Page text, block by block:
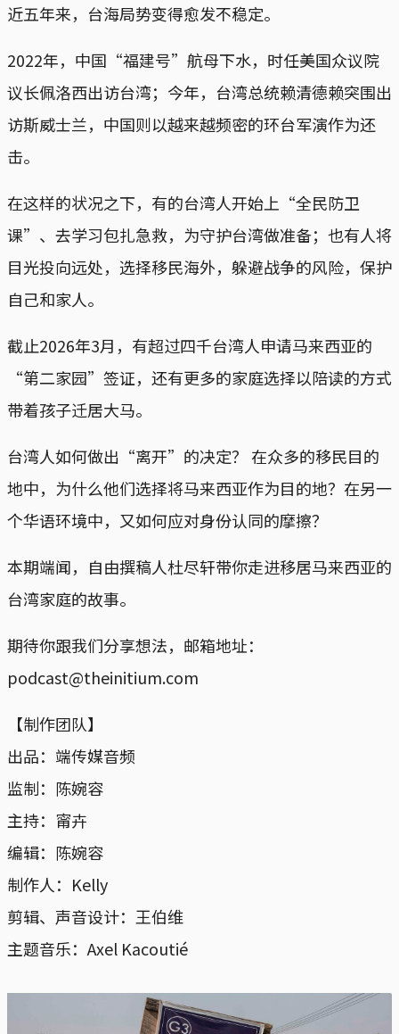
近五年来，台海局势变得愈发不稳定。
2022年，中国“福建号”航母下水，时任美国众议院
议长佩洛西出访台湾；今年，台湾总统赖清德赖突围出
访斯威士兰，中国则以越来越频密的环台军演作为还
击。
在这样的状况之下，有的台湾人开始上“全民防卫
课”、去学习包扎急救，为守护台湾做准备；也有人将
目光投向远处，选择移民海外，躲避战争的风险，保护
自己和家人。
截止2026年3月，有超过四千台湾人申请马来西亚的
“第二家园”签证，还有更多的家庭选择以陪读的方式
带着孩子迁居大马。
台湾人如何做出“离开”的决定？ 在众多的移民目的
地中，为什么他们选择将马来西亚作为目的地？在另一
个华语环境中，又如何应对身份认同的摩擦？
本期端闻，自由撰稿人杜尽轩带你走进移居马来西亚的
台湾家庭的故事。
期待你跟我们分享想法，邮箱地址：
podcast@theinitium.com
【制作团队】
出品：端传媒音频
监制：陈婉容
主持：甯卉
编辑：陈婉容
制作人：Kelly
剪辑、声音设计：王伯维
主题音乐：Axel Kacoutié